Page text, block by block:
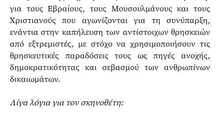
για τους Εβραίους, τους Μουσουλμάνους και τους
Χριστιανούς που αγωνίζονται για τη συνύπαρξη,
ενάντια στην καπήλευση των αντίστοιχων θρησκειών
από εξτρεμιστές, με στόχο να χρησιμοποιήσουν τις
θρησκευτικές παραδόσεις τους ως πηγές ανοχής,
δημοκρατικότητας και σεβασμού των ανθρωπίνων
δικαιωμάτων.
Λίγα λόγια για τον σκηνοθέτη: